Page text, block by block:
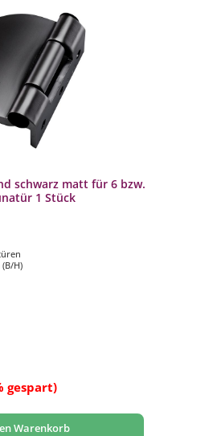
schwarz matt für 6 bzw.
1 Stück
H)
gespart)
Warenkorb